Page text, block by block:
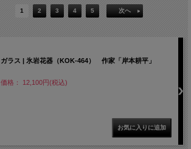
1 2 3 4 5 次へ
ガラス | 氷岩花器（KOK-464） 作家「岸本耕平」
価格： 12,100円(税込)